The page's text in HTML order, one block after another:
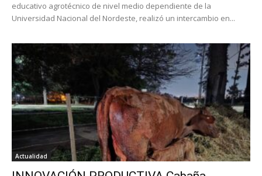
educativo agrotécnico de nivel medio dependiente de la
Universidad Nacional del Nordeste, realizó un intercambio en...
Actualidad